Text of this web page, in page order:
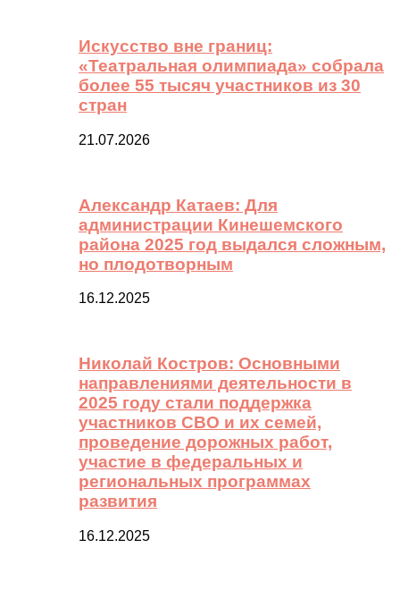
Искусство вне границ:
«Театральная олимпиада» собрала
более 55 тысяч участников из 30
стран
21.07.2026
Александр Катаев: Для
администрации Кинешемского
района 2025 год выдался сложным,
но плодотворным
16.12.2025
Николай Костров: Основными
направлениями деятельности в
2025 году стали поддержка
участников СВО и их семей,
проведение дорожных работ,
участие в федеральных и
региональных программах
развития
16.12.2025